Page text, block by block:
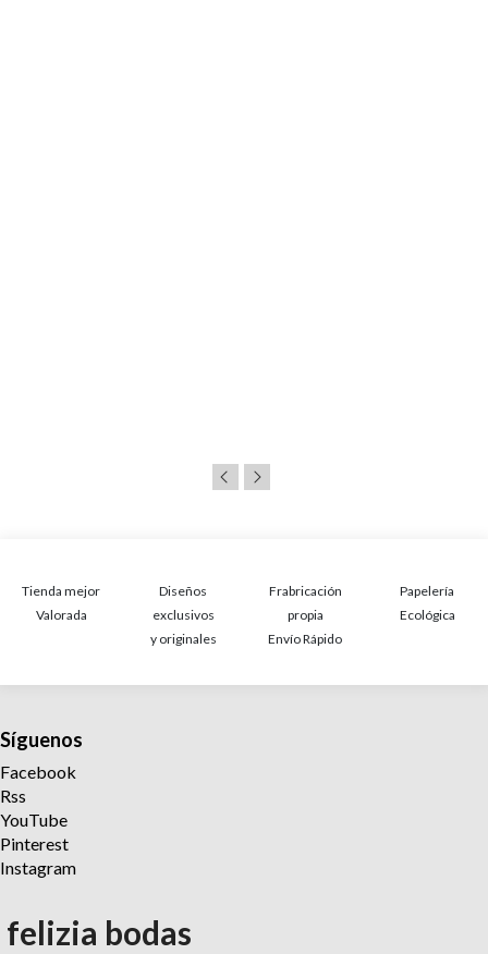
Tienda mejor
Valorada
Diseños
exclusivos
y originales
Frabricación
propia
Envío Rápido
Papelería
Ecológica
Síguenos
Facebook
Rss
YouTube
Pinterest
Instagram
felizia bodas